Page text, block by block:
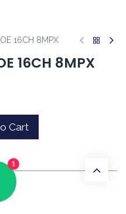
16CH 8MPX
16CH 8MPX
Cart
1